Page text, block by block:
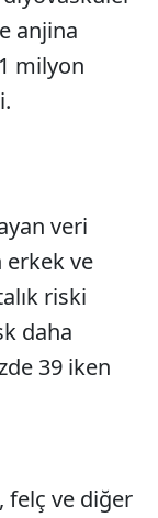
anjina
milyon
veri
erkek ve
riski
daha
39 iken
felç ve diğer